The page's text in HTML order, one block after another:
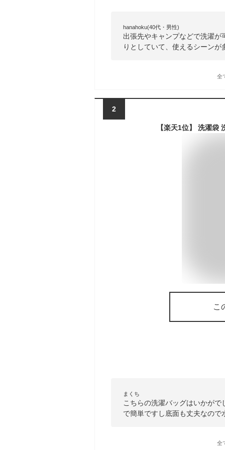
hanahoku(40代・男性)
出張先やキャンプなどで洗濯
りとしていて、使えるシーンが
全
2
こ
まくち
こちらの洗濯バッグはいかが
で簡単ですし底面も丈夫なの
全